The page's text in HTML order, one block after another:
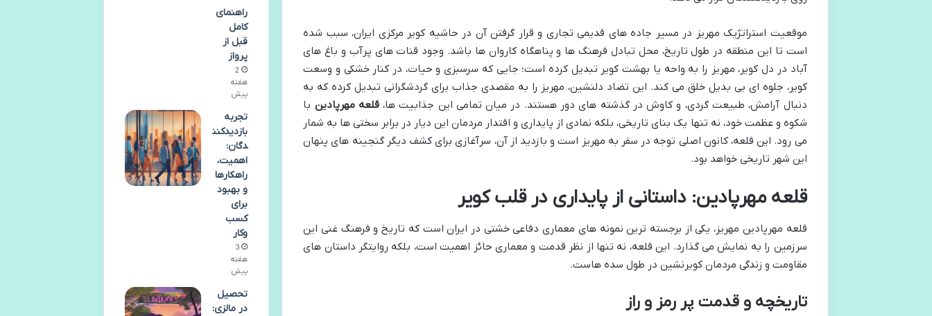
موقعیت استراتژیک مهریز در مسیر جاده های قدیمی تجاری و قرار گرفتن آن در حاشیه کویر مرکزی ایران، سبب شده
است تا این منطقه در طول تاریخ، محل تبادل فرهنگ ها و پناهگاه کاروان ها باشد. وجود قنات های پرآب و باغ های
آباد در دل کویر، مهریز را به واحه یا بهشت کویر تبدیل کرده است؛ جایی که سرسبزی و حیات، در کنار خشکی و وسعت
کویر، جلوه ای بی بدیل خلق می کند. این تضاد دلنشین، مهریز را به مقصدی جذاب برای گردشگرانی تبدیل کرده که به
دنبال آرامش، طبیعت گردی، و کاوش در گذشته های دور هستند. در میان تمامی این جذابیت ها،قلعه مهرپادین با
شکوه و عظمت خود، نه تنها یک بنای تاریخی، بلکه نمادی از پایداری و اقتدار مردمان این دیار در برابر سختی ها به شمار
می رود. این قلعه، کانون اصلی توجه در سفر به مهریز است و بازدید از آن، سرآغازی برای کشف دیگر گنجینه های پنهان
این شهر تاریخی خواهد بود.
قلعه مهرپادین: داستانی از پایداری در قلب کویر
قلعه مهرپادین مهریز، یکی از برجسته ترین نمونه های معماری دفاعی خشتی در ایران است که تاریخ و فرهنگ غنی این
سرزمین را به نمایش می گذارد. این قلعه، نه تنها از نظر قدمت و معماری حائز اهمیت است، بلکه روایتگر داستان های
مقاومت و زندگی مردمان کویرنشین در طول سده هاست.
تاریخچه و قدمت پر رمز و راز
راهنمای
کامل
قبل از
پرواز
2
هفته
پیش
تجربه
بازدیدکنن
دگان:
اهمیت،
راهکارها
و بهبود
برای
کسب
وکار
3
هفته
پیش
تحصیل
در مالزی: